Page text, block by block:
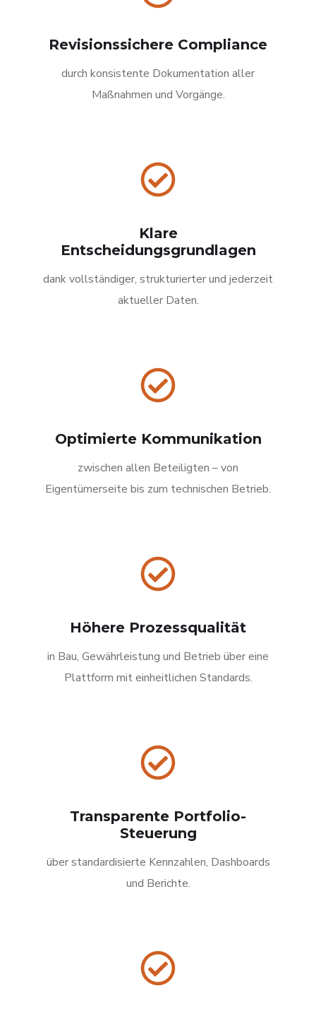
Revisionssichere Compliance
durch konsistente Dokumentation aller
Maßnahmen und Vorgänge.
Klare
Entscheidungsgrundlagen
dank vollständiger, strukturierter und jederzeit
aktueller Daten.
Optimierte Kommunikation
zwischen allen Beteiligten – von
Eigentümerseite bis zum technischen Betrieb.
Höhere Prozessqualität
in Bau, Gewährleistung und Betrieb über eine
Plattform mit einheitlichen Standards.
Transparente Portfolio-
Steuerung
über standardisierte Kennzahlen, Dashboards
und Berichte.